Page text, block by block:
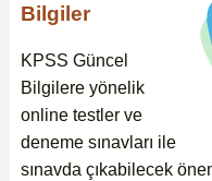
Bilgiler
KPSS Güncel
Bilgilere yönelik
online testler ve
deneme sınavları ile
sınavda çıkabilecek